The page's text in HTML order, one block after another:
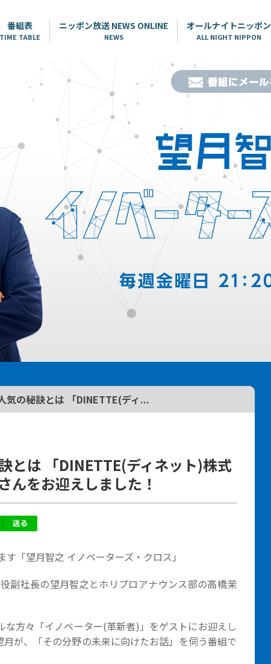
番組表
TIME TABLE
ニッポン放送 NEWS ONLINE
NEWS
オールナイトニッポン
ALL NIGHT NIPPON
気の秘訣とは 「DINETTE(ディ...
とは 「DINETTE(ディネット)株式
んをお迎えしました！
「望月智之 イノベーターズ・クロス」
副社長の望月智之とホリプロアナウンス部の高橋茉
方々「イノベーター(革新者)」をゲストにお迎えし
が、「その分野の未来に向けたお話」を伺う番組で